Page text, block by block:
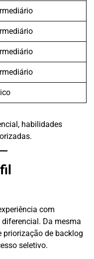
habilidades
com
Da mesma
de backlog
seletivo.